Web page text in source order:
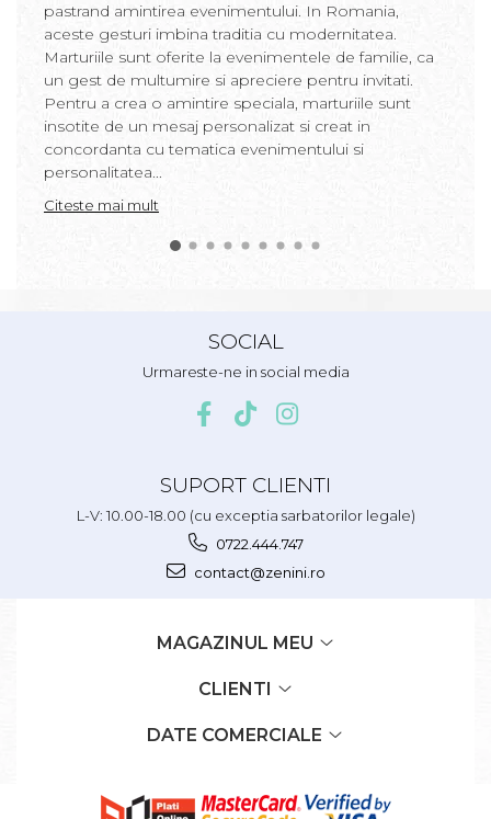
pastrand amintirea evenimentului. In Romania,
aceste gesturi imbina traditia cu modernitatea.
Marturiile sunt oferite la evenimentele de familie, ca
un gest de multumire si apreciere pentru invitati.
Pentru a crea o amintire speciala, marturiile sunt
insotite de un mesaj personalizat si creat in
concordanta cu tematica evenimentului si
personalitatea...
Citeste mai mult
SOCIAL
Urmareste-ne in social media
SUPORT CLIENTI
L-V: 10.00-18.00 (cu exceptia sarbatorilor legale)
0722.444.747
contact@zenini.ro
MAGAZINUL MEU
CLIENTI
DATE COMERCIALE